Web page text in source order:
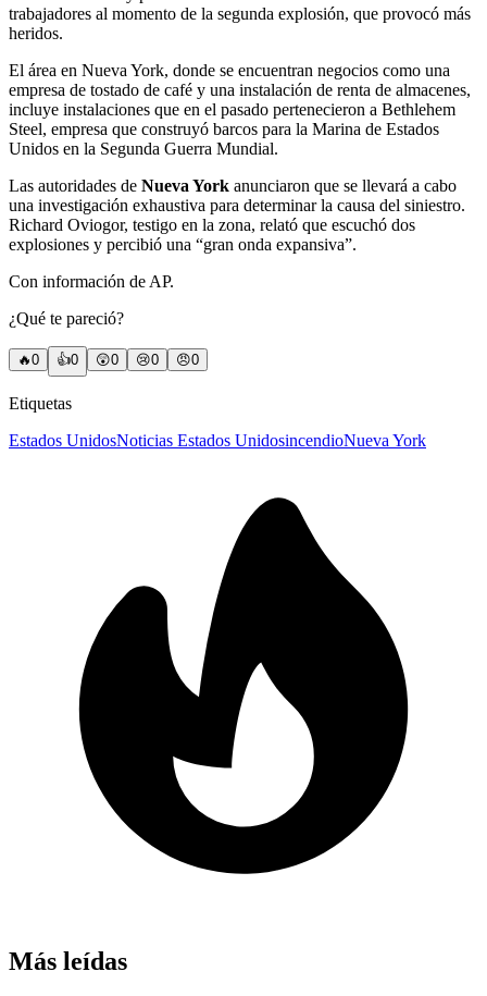
trabajadores al momento de la segunda explosión, que provocó más
heridos.
El área en Nueva York, donde se encuentran negocios como una
empresa de tostado de café y una instalación de renta de almacenes,
incluye instalaciones que en el pasado pertenecieron a Bethlehem
Steel, empresa que construyó barcos para la Marina de Estados
Unidos en la Segunda Guerra Mundial.
Las autoridades de Nueva York anunciaron que se llevará a cabo
una investigación exhaustiva para determinar la causa del siniestro.
Richard Oviogor, testigo en la zona, relató que escuchó dos
explosiones y percibió una “gran onda expansiva”.
Con información de AP.
¿Qué te pareció?
🔥0 👍0 😲0 😢0 😠0
Etiquetas
Estados UnidosNoticias Estados UnidosincendioNueva York
Más leídas